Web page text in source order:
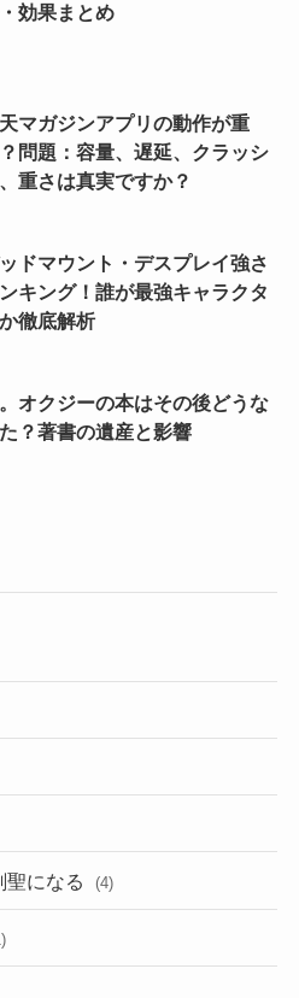
効果まとめ
マガジンアプリの動作が重
問題：容量、遅延、クラッシ
重さは真実ですか？
ドマウント・デスプレイ強さ
キング！誰が最強キャラクタ
徹底解析
オクジーの本はその後どうな
？著書の遺産と影響
聖になる (4)